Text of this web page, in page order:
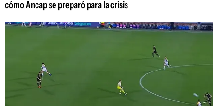
cómo Ancap se preparó para la crisis